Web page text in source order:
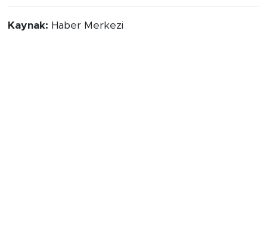
Kaynak: Haber Merkezi